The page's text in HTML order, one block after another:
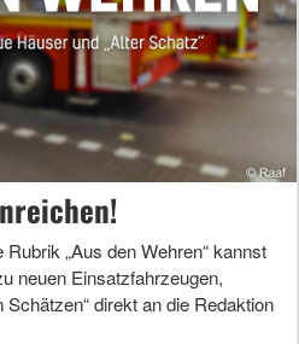
„Aus den Wehren“ kannst
neuen Einsatzfahrzeugen,
Schätzen“ direkt an die Redaktion